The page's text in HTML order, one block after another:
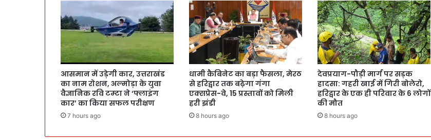
आसमान में उड़ेगी कार, उत्तराखंड
का नाम रोशन, अल्मोड़ा के युवा
वैज्ञानिक रवि टम्टा ने ‘फ्लाइंग
कार’ का किया सफल परीक्षण
7 hours ago
धामी कैबिनेट का बड़ा फैसला, मेरठ
से हरिद्वार तक बढ़ेगा गंगा
एक्सप्रेस-वे, 15 प्रस्तावों को मिली
हरी झंडी
8 hours ago
देवप्रयाग-पौड़ी मार्ग पर सड़क
हादसा: गहरी खाई में गिरी बोलेरो,
हरिद्वार के एक ही परिवार के 6 लोगों
की मौत
8 hours ago